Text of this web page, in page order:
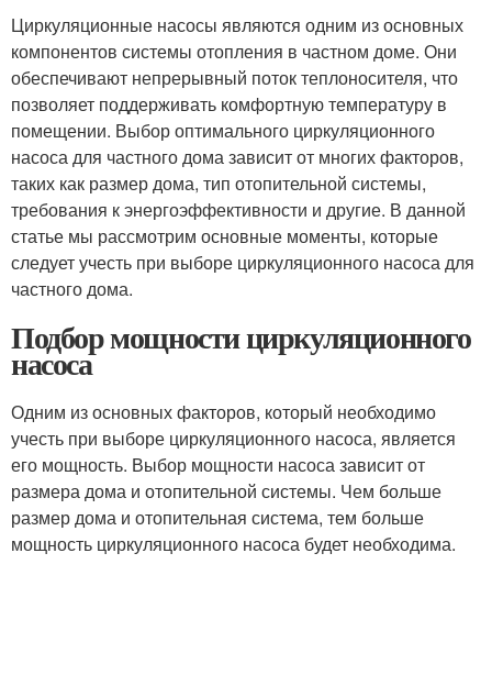
Циркуляционные насосы являются одним из основных
компонентов системы отопления в частном доме. Они
обеспечивают непрерывный поток теплоносителя, что
позволяет поддерживать комфортную температуру в
помещении. Выбор оптимального циркуляционного
насоса для частного дома зависит от многих факторов,
таких как размер дома, тип отопительной системы,
требования к энергоэффективности и другие. В данной
статье мы рассмотрим основные моменты, которые
следует учесть при выборе циркуляционного насоса для
частного дома.
Подбор мощности циркуляционного
насоса
Одним из основных факторов, который необходимо
учесть при выборе циркуляционного насоса, является
его мощность. Выбор мощности насоса зависит от
размера дома и отопительной системы. Чем больше
размер дома и отопительная система, тем больше
мощность циркуляционного насоса будет необходима.